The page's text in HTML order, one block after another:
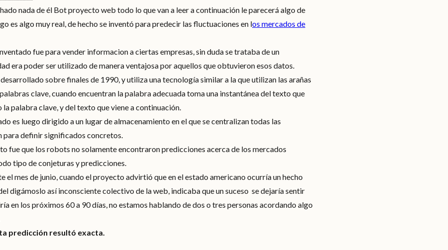
nada de él Bot proyecto web todo lo que van a leer a continuación le parecerá algo de
es algo muy real, de hecho se inventó para predecir las fluctuaciones en los mercados de
fue para vender informacion a ciertas empresas, sin duda se trataba de un
era poder ser utilizado de manera ventajosa por aquellos que obtuvieron esos datos.
sobre finales de 1990, y utiliza una tecnología similar a la que utilizan las arañas
clave, cuando encuentran la palabra adecuada toma una instantánea del texto que
palabra clave, y del texto que viene a continuación.
es luego dirigido a un lugar de almacenamiento en el que se centralizan todas las
para definir significados concretos.
fue que los robots no solamente encontraron predicciones acerca de los mercados
tipo de conjeturas y predicciones.
el mes de junio, cuando el proyecto advirtió que en el estado americano ocurría un hecho
digámoslo así inconsciente colectivo de la web, indicaba que un suceso se dejaría sentir
en los próximos 60 a 90 días, no estamos hablando de dos o tres personas acordando algo
predicción resultó exacta.